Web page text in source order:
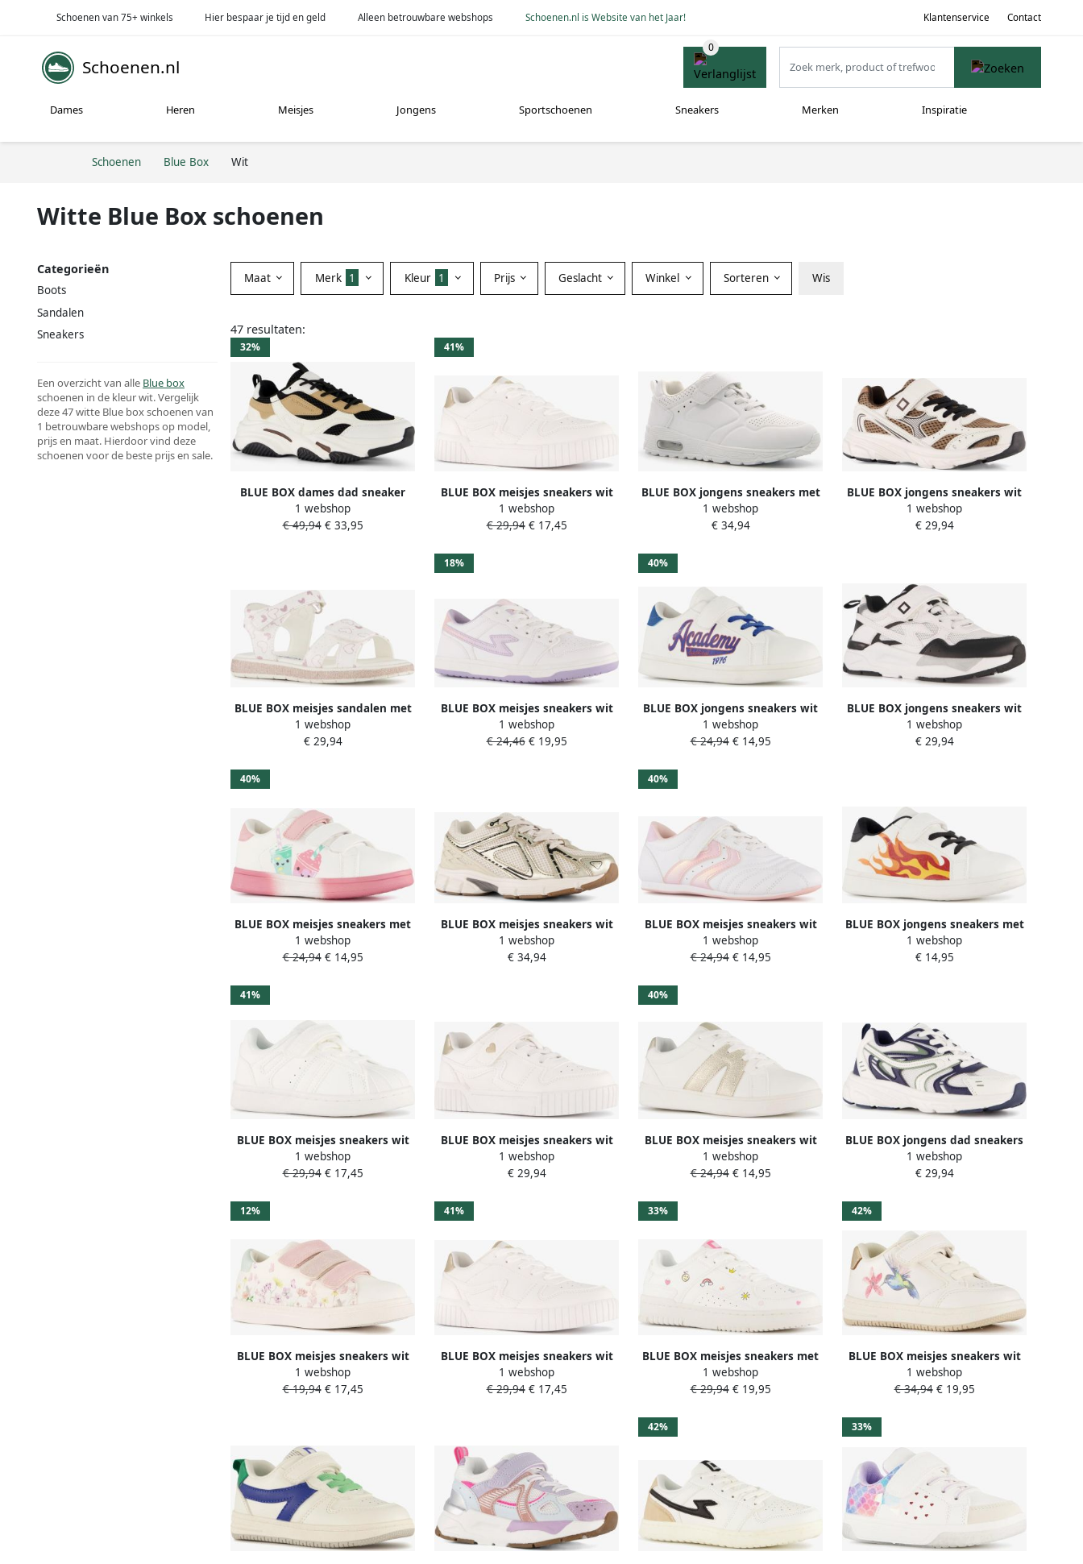
Schoenen van 75+ winkels Hier bespaar je tijd en geld Alleen betrouwbare webshops Schoenen.nl is Website van het Jaar! Klantenservice Contact
Schoenen.nl
Dames Heren Meisjes Jongens Sportschoenen Sneakers Merken Inspiratie
Schoenen Blue Box Wit
Witte Blue Box schoenen
Categorieën
Boots
Sandalen
Sneakers
Een overzicht van alle Blue box
schoenen in de kleur wit. Vergelijk
deze 47 witte Blue box schoenen van
1 betrouwbare webshops op model,
prijs en maat. Hierdoor vind deze
schoenen voor de beste prijs en sale.
Maat Merk 1 Kleur 1 Prijs Geslacht Winkel Sorteren Wis
47 resultaten:
32%
BLUE BOX dames dad sneaker
wit zwart
1 webshop
€ 49,94€ 33,95
41%
BLUE BOX meisjes sneakers wit
metallic goud
1 webshop
€ 29,94€ 17,45
BLUE BOX jongens sneakers met
airzool wit
1 webshop
€ 34,94
BLUE BOX jongens sneakers wit
bruin Uitneembare zool
1 webshop
€ 29,94
BLUE BOX meisjes sandalen met
hartjes wit
1 webshop
€ 29,94
18%
BLUE BOX meisjes sneakers wit
pastel roze
1 webshop
€ 24,46€ 19,95
40%
BLUE BOX jongens sneakers wit
blauw
1 webshop
€ 24,94€ 14,95
BLUE BOX jongens sneakers wit
zwart
1 webshop
€ 29,94
40%
BLUE BOX meisjes sneakers met
drinkbekers wit roze
1 webshop
€ 24,94€ 14,95
BLUE BOX meisjes sneakers wit
goud
1 webshop
€ 34,94
40%
BLUE BOX meisjes sneakers wit
lichtroze
1 webshop
€ 24,94€ 14,95
BLUE BOX jongens sneakers met
vlam wit
1 webshop
€ 14,95
41%
BLUE BOX meisjes sneakers wit
1 webshop
€ 29,94€ 17,45
BLUE BOX meisjes sneakers wit
metallic goud
1 webshop
€ 29,94
40%
BLUE BOX meisjes sneakers wit
goud
1 webshop
€ 24,94€ 14,95
BLUE BOX jongens dad sneakers
wit blauw
1 webshop
€ 29,94
12%
BLUE BOX meisjes sneakers wit
met bloemen
1 webshop
€ 19,94€ 17,45
41%
BLUE BOX meisjes sneakers wit
metallic goud
1 webshop
€ 29,94€ 17,45
33%
BLUE BOX meisjes sneakers met
icoontjes wit Uitneembare zool
1 webshop
€ 29,94€ 19,95
42%
BLUE BOX meisjes sneakers wit
1 webshop
€ 34,94€ 19,95
42% 33%